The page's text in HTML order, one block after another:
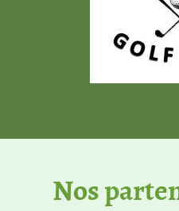
No​s